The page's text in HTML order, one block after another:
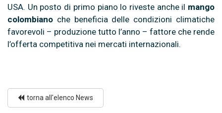
USA. Un posto di primo piano lo riveste anche il mango
colombiano che beneficia delle condizioni climatiche
favorevoli – produzione tutto l’anno – fattore che rende
l’offerta competitiva nei mercati internazionali.
torna all'elenco News